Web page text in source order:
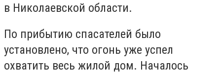
в Николаевской области.
По прибытию спасателей было
установлено, что огонь уже успел
охватить весь жилой дом. Началось